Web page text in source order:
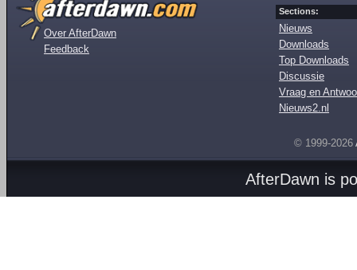
Over AfterDawn
Feedback
Sections:
Nieuws
Downloads
Top Downloads
Discussie
Vraag en
Nieuws2.nl
© 1999-2026
AfterDawn is